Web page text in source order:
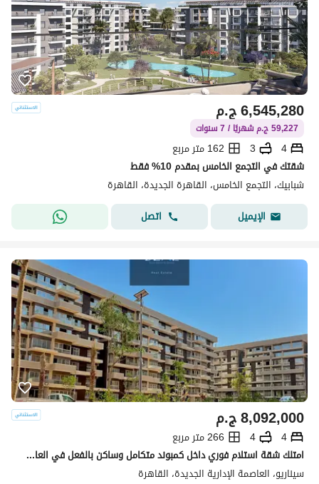
ج.م6,545,280
59,227 ج.م شهريًا / 7 سنوات
4
3
162 متر مربع
شقتك في التجمع الخامس بمقدم 10% فقط
شبابيك، التجمع الخامس، القاهرة الجديدة، القاهرة
الإيميل
اتصل
ج.م8,092,000
4
4
266 متر مربع
امتلك شقة استلام فوري داخل كمبوند متكامل وساكن بالفعل في العاصمة الإدارية بسعر كاش مميز وفرصة لا تعوض
سيناريو، العاصمة الإدارية الجديدة، القاهرة